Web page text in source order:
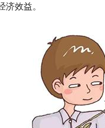
效益。